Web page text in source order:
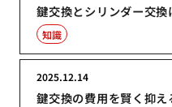
鍵交換とシリンダー交
知識
鍵交換の費用を賢く抑
2025.12.14